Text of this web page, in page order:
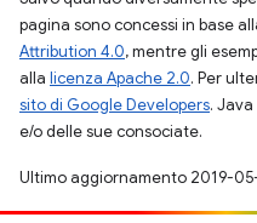
pagina sono concessi in base
Attribution 4.0, mentre gli
alla licenza Apache 2.0. Per
sito di Google Developers.
e/o delle sue consociate.
Ultimo aggiornamento 2019-